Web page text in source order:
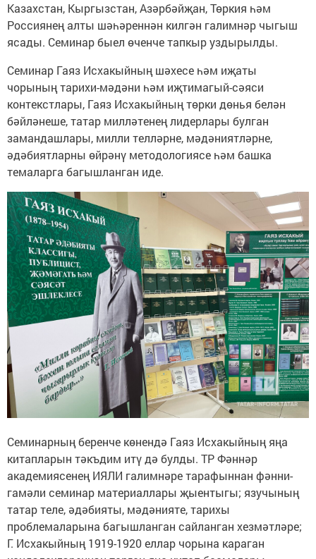
Казахстан, Кыргызстан, Азәрбәйҗан, Төркия һәм
Россиянең алты шәһәреннән килгән галимнәр чыгыш
ясады. Семинар быел өченче тапкыр уздырылды.
Семинар Гаяз Исхакыйның шәхесе һәм иҗаты
чорының тарихи-мәдәни һәм иҗтимагый-сәяси
контекстлары, Гаяз Исхакыйның төрки дөнья белән
бәйләнеше, татар милләтенең лидерлары булган
замандашлары, милли телләрне, мәдәниятләрне,
әдәбиятларны өйрәнү методологиясе һәм башка
темаларга багышланган иде.
Семинарның беренче көнендә Гаяз Исхакыйның яңа
китапларын тәкъдим итү дә булды. ТР Фәннәр
академиясенең ИЯЛИ галимнәре тарафыннан фәнни-
гамәли семинар материаллары җыентыгы; язучының
татар теле, әдәбияты, мәдәнияте, тарихы
проблемаларына багышланган сайланган хезмәтләре;
Г. Исхакыйның 1919-1920 еллар чорына караган